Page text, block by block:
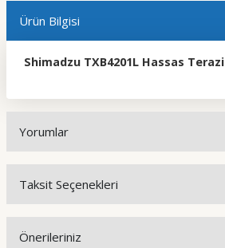
Ürün Bilgisi
Shimadzu TXB4201L Hassas Terazi
Yorumlar
Taksit Seçenekleri
Önerileriniz